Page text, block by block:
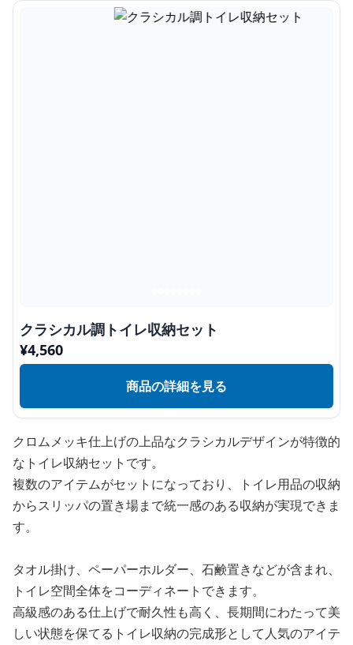
クラシカル調トイレ収納セット
¥4,560
商品の詳細を見る
クロムメッキ仕上げの上品なクラシカルデザインが特徴的
なトイレ収納セットです。
複数のアイテムがセットになっており、トイレ用品の収納
からスリッパの置き場まで統一感のある収納が実現できま
す。
タオル掛け、ペーパーホルダー、石鹸置きなどが含まれ、
トイレ空間全体をコーディネートできます。
高級感のある仕上げで耐久性も高く、長期間にわたって美
しい状態を保てるトイレ収納の完成形として人気のアイテ